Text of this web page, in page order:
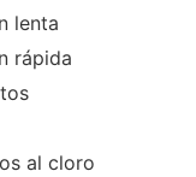
lenta
rápida
al cloro